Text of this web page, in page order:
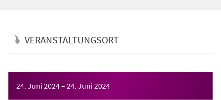
VERANSTALTUNGSORT
24. Juni 2024– 24. Juni 2024